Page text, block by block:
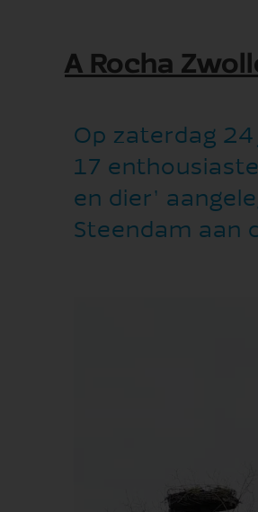
A Rocha
Op zaterdag
17
en dier’
Steendam aan